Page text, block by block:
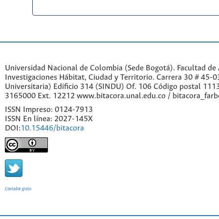
Universidad Nacional de Colombia (Sede Bogotá). Facultad
Investigaciones Hábitat, Ciudad y Territorio. Carrera 30 # 45-
Universitaria) Edificio 314 (SINDU) Of. 106 Código postal
3165000 Ext. 12212 www.bitacora.unal.edu.co /
ISSN Impreso: 0124-7913
ISSN En línea: 2027-145X
DOI:10.15446/bitacora
Contador gratis